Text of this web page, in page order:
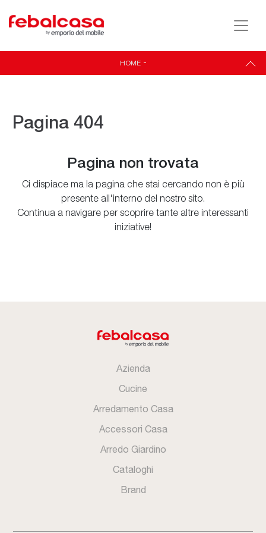
HOME-
Pagina 404
Pagina non trovata
Ci dispiace ma la pagina che stai cercando non è più
presente all'interno del nostro sito.
Continua a navigare per scoprire tante altre interessanti
iniziative!
Azienda
Cucine
Arredamento Casa
Accessori Casa
Arredo Giardino
Cataloghi
Brand